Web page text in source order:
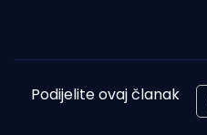
Podijelite ovaj članak